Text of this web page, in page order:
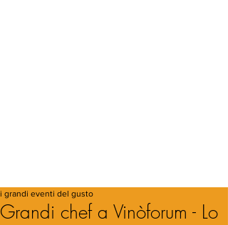
Grandi chef a Vinòforum - Lo
i grandi eventi del gusto